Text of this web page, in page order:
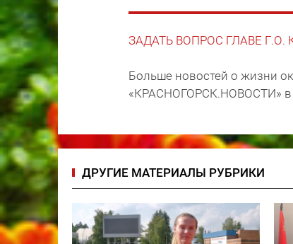
ЗАДАТЬ ВОПРОС ГЛАВЕ Г.О.
Больше новостей о жизни
«КРАСНОГОРСК.НОВОСТИ» в
ДРУГИЕ МАТЕРИАЛЫ РУБРИКИ